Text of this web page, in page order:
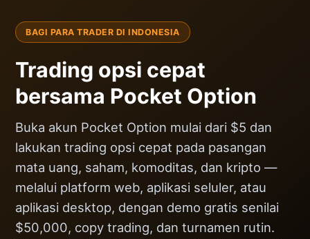
BAGI PARA TRADER DI INDONESIA
Trading opsi cepat
bersama Pocket Option
Buka akun Pocket Option mulai dari $5 dan
lakukan trading opsi cepat pada pasangan
mata uang, saham, komoditas, dan kripto —
melalui platform web, aplikasi seluler, atau
aplikasi desktop, dengan demo gratis senilai
$50,000, copy trading, dan turnamen rutin.